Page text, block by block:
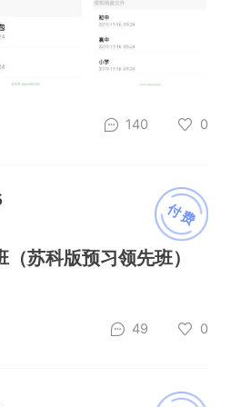
140 0
付费
苏科版预习领先班）
49 0